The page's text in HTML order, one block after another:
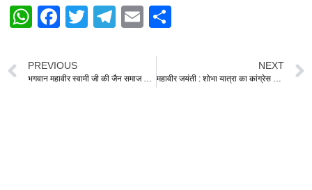
W
at
s
F
c
e
T
er
T
gr
E
ail
e
PREVIOUS
भगवान महावीर स्वामी जी की जैन समाज के शोभायात्रा का स्वागत
NEXT
महावीर जयंती : शोभा यात्रा का कांग्रेस ने किया स्वागत